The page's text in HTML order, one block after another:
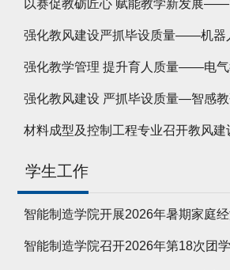
以赛促教砺匠心 赋能教学新发展——智能制造学院教师技
强化教风建设严抓毕设质量——机器人工程教研室召
强化教学管理 提升育人质量——电气教研室召开教学
强化教风建设 严抓毕设质量—智感教研室召开教学管
材料成型及控制工程专业召开教风建设与毕业设计进展
学生工作
智能制造学院开展2026年暑期家庭经济困难
智能制造学院召开2026年第18次团